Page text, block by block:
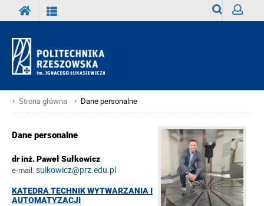
Strona główna Dane personalne
Dane personalne
dr inż. Paweł Sułkowicz
e-mail:sulkowicz@prz.edu.pl
KATEDRA TECHNIK WYTWARZANIA I
AUTOMATYZACJI